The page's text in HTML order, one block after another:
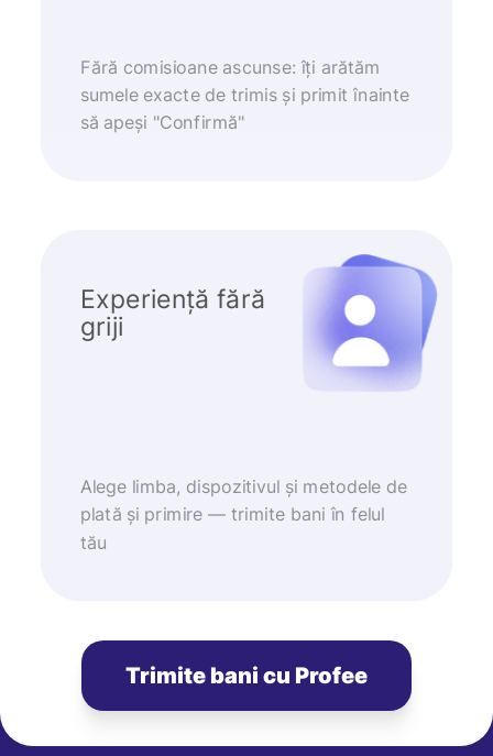
Fără comisioane ascunse: îți arătăm
sumele exacte de trimis și primit înainte
să apeși "Confirmă"
Experiență fără
griji
Alege limba, dispozitivul și metodele de
plată și primire — trimite bani în felul
tău
Trimite bani cu Profee